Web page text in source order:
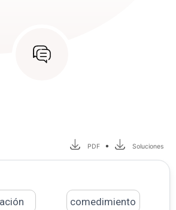
PDF • Soluciones
comedimiento